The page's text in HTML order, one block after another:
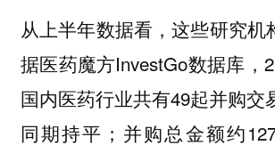
从上半年数据看，这些研究机
据医药魔方InvestGo数据库，
国内医药行业共有49起并购交
同期持平；并购总金额约